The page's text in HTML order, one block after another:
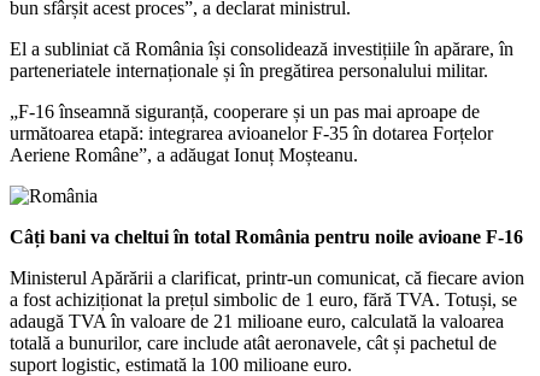
bun sfârșit acest proces”, a declarat ministrul.
El a subliniat că România își consolidează investițiile în apărare, în
parteneriatele internaționale și în pregătirea personalului militar.
„F-16 înseamnă siguranță, cooperare și un pas mai aproape de
următoarea etapă: integrarea avioanelor F-35 în dotarea Forțelor
Aeriene Române”, a adăugat Ionuț Moșteanu.
Câți bani va cheltui în total România pentru noile avioane F-16
Ministerul Apărării a clarificat, printr-un comunicat, că fiecare avion
a fost achiziționat la prețul simbolic de 1 euro, fără TVA. Totuși, se
adaugă TVA în valoare de 21 milioane euro, calculată la valoarea
totală a bunurilor, care include atât aeronavele, cât și pachetul de
suport logistic, estimată la 100 milioane euro.